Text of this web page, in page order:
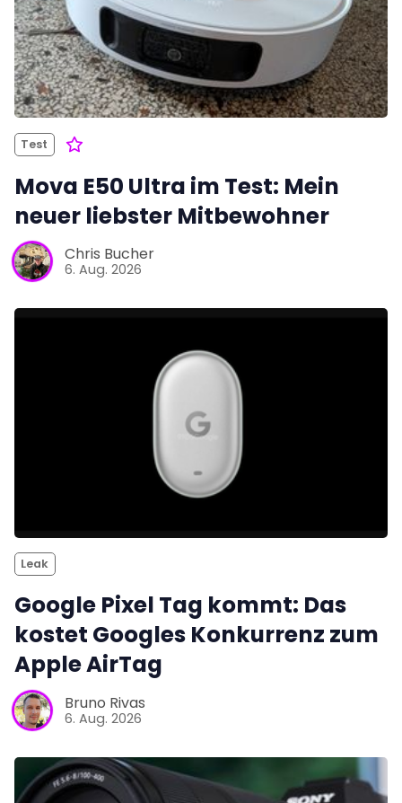
Test
Mova E50 Ultra im Test: Mein
neuer liebster Mitbewohner
Chris Bucher
6. Aug. 2026
Leak
Google Pixel Tag kommt: Das
kostet Googles Konkurrenz zum
Apple AirTag
Bruno Rivas
6. Aug. 2026